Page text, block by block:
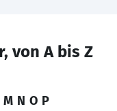
von A bis Z
M N O P